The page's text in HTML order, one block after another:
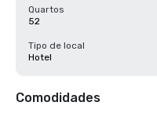
Quartos
52
Tipo de local
Hotel
Comodidades